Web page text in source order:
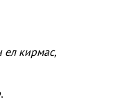
ел кирмас,